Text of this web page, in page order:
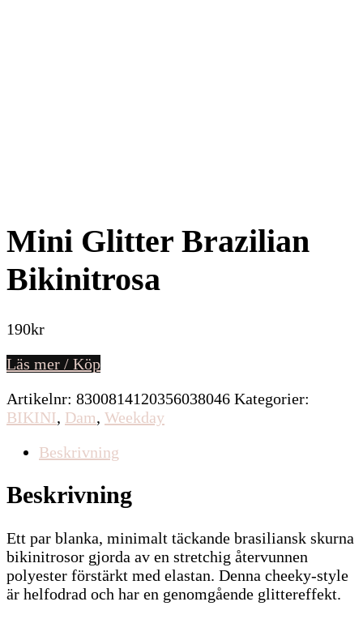
Mini Glitter Brazilian
Bikinitrosa
190kr
Läs mer / Köp
Artikelnr: 8300814120356038046 Kategorier:
BIKINI, Dam, Weekday
Beskrivning
Beskrivning
Ett par blanka, minimalt täckande brasiliansk skurna
bikinitrosor gjorda av en stretchig återvunnen
polyester förstärkt med elastan. Denna cheeky-style
är helfodrad och har en genomgående glittereffekt.